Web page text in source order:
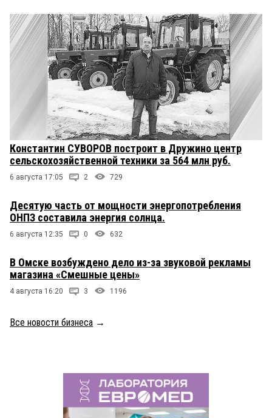
Константин СУВОРОВ построит в Дружино центр
сельскохозяйственной техники за 564 млн руб.
6 августа 17:05 2 729
Десятую часть от мощности энергопотребления
ОНПЗ составила энергия солнца.
6 августа 12:35 0 632
В Омске возбуждено дело из-за звуковой рекламы
магазина «Смешные цены»
4 августа 16:20 3 1196
Все новости бизнеса →